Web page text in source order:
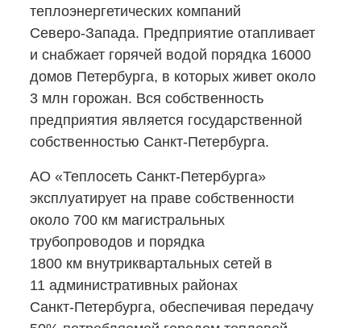
теплоэнергетических компаний
Северо-Запада. Предприятие отапливает
и снабжает горячей водой порядка 16000
домов Петербурга, в которых живет около
3 млн горожан. Вся собственность
предприятия является государственной
собственностью Санкт-Петербурга.
АО «Теплосеть Санкт-Петербурга»
эксплуатирует на праве собственности
около 700 км магистральных
трубопроводов и порядка
1800 км внутриквартальных сетей в
11 административных районах
Санкт-Петербурга, обеспечивая передачу